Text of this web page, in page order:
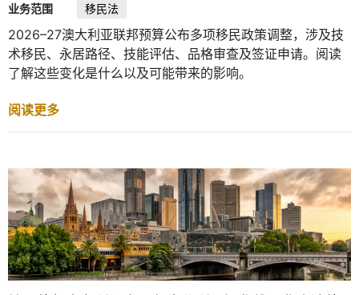
业务范围
移民法
2026–27澳大利亚联邦预算公布多项移民政策调整，涉及技
术移民、永居路径、技能评估、品格审查及签证申请。阅读
了解这些变化是什么以及可能带来的影响。
阅读更多